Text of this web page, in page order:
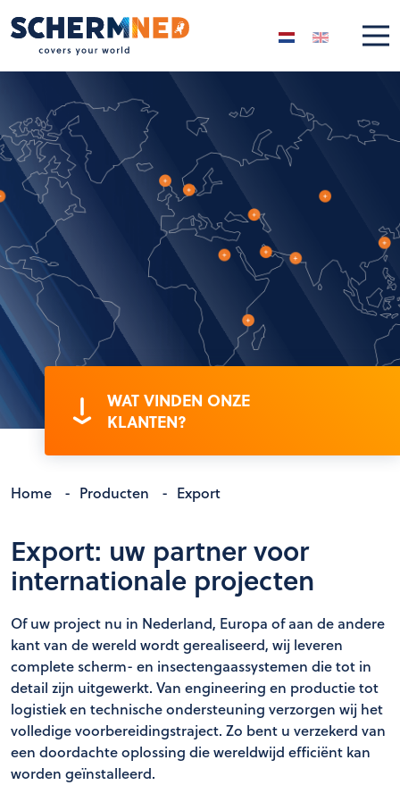
Selecteer de taal
WAT VINDEN ONZE
KLANTEN?
Home - Producten - Export
Export: uw partner voor
internationale projecten
Of uw project nu in Nederland, Europa of aan de andere
kant van de wereld wordt gerealiseerd, wij leveren
complete scherm- en insectengaassystemen die tot in
detail zijn uitgewerkt. Van engineering en productie tot
logistiek en technische ondersteuning verzorgen wij het
volledige voorbereidingstraject. Zo bent u verzekerd van
een doordachte oplossing die wereldwijd efficiënt kan
worden geïnstalleerd.